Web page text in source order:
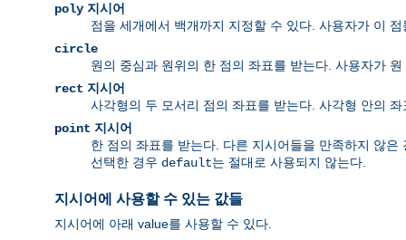
poly 지시어
점을 세개에서 백개까지 지정할 수 있다. 사용자가 이
circle
원의 중심과 원위의 한 점의 좌표를 받는다. 사용자가
rect 지시어
사각형의 두 모서리 점의 좌표를 받는다. 사각형 안의
point 지시어
한 점의 좌표를 받는다. 다른 지시어들을 만족하지 않
선택한 경우 default는 절대로 사용되지 않는다.
지시어에 사용할 수 있는 값들
지시어에 아래 value를 사용할 수 있다.